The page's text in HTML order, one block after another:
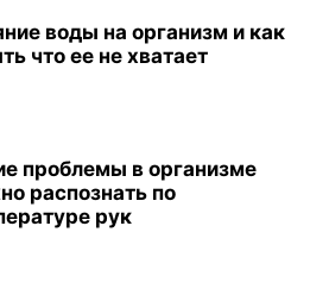
воды на организм и как
что ее не хватает
проблемы в организме
распознать по
рук